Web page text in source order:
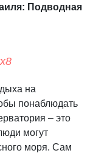
Подводная
на
понаблюдать
– это
могут
моря. Сам